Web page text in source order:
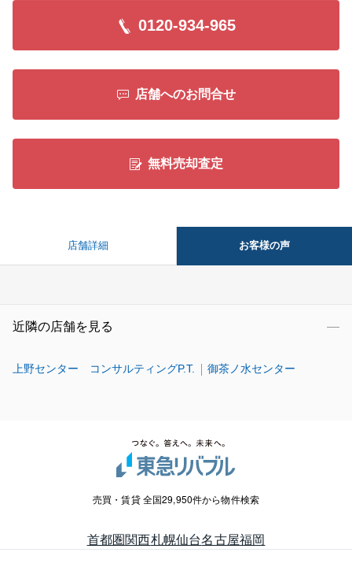
0120-934-965
店舗へのお問合せ
無料売却査定
店舗詳細 お客様の声
近隣の店舗を見る
上野センター コンサルティングP.T. 御茶ノ水センター
売買・賃貸 全国29,950件から物件検索
首都圏関西札幌仙台名古屋福岡